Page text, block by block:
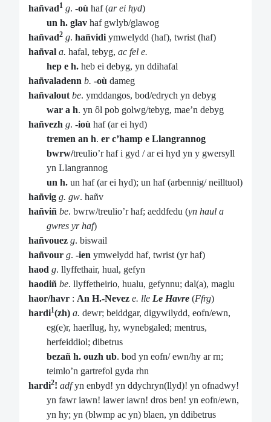
hañvad1 g. -où haf (ar ei hyd)
un h. glav haf gwlyb/glawog
hañvad2 g. hañvidi ymwelydd (haf), twrist (haf)
hañval a. hafal, tebyg, ac fel e.
hep e h. heb ei debyg, yn ddihafal
hañvaladenn b. -où dameg
hañvalout be. ymddangos, bod/edrych yn debyg
war a h. yn ôl pob golwg/tebyg, mae’n debyg
hañvezh g. -ioù haf (ar ei hyd)
tremen an h. er c’hamp e Llangrannog
bwrw/treulio’r haf i gyd / ar ei hyd yn y gwersyll
yn Llangrannog
un h. un haf (ar ei hyd); un haf (arbennig/ neilltuol)
hañvig g. gw. hañv
hañviñ be. bwrw/treulio’r haf; aeddfedu (yn haul a
gwres yr haf)
hañvouez g. biswail
hañvour g. -ien ymwelydd haf, twrist (yr haf)
haod g. llyffethair, hual, gefyn
haodiñ be. llyffetheirio, hualu, gefynnu; dal(a), maglu
haor/havr : An H.-Nevez e. lle Le Havre (Ffrg)
hardi1(zh) a. dewr; beiddgar, digywilydd, eofn/ewn,
eg(e)r, haerllug, hy, wynebgaled; mentrus,
herfeiddiol; dibetrus
bezañ h. ouzh ub. bod yn eofn/ ewn/hy ar rn;
teimlo’n gartrefol gyda rhn
hardi2! adfyn enbyd! yn ddychryn(llyd)! yn ofnadwy!
yn fawr iawn! lawer iawn! dros ben! yn eofn/ewn,
yn hy; yn (blwmp ac yn) blaen, yn ddibetrus